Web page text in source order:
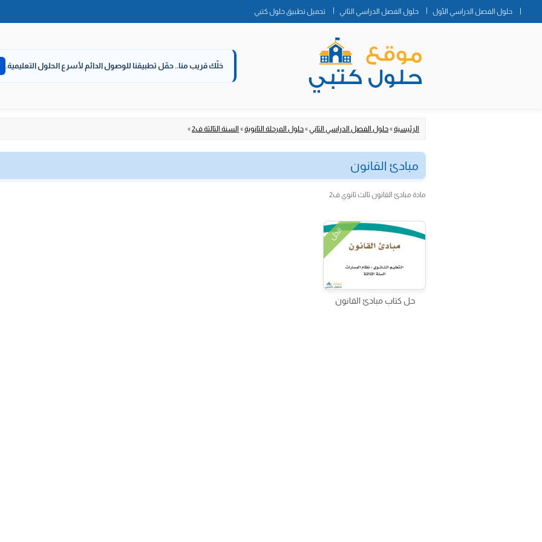
حلول الفصل الدراسي الأول حلول الفصل الدراسي الثاني تحميل تطبيق حلول كتبي
خلّك قريب منا.. حمّل تطبيقنا للوصول الدائم لأسرع الحلول التعليمية.
الرئيسية»حلول الفصل الدراسي الثاني»حلول المرحلة الثانوية» السنة الثالثة ف2 »
مبادئ القانون
مادة مبادئ القانون ثالث ثانوي ف2
الحل
حل كتاب مبادئ القانون